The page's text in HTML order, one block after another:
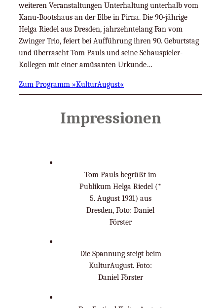
weiteren Veranstaltungen Unterhaltung unterhalb vom
Kanu-Bootshaus an der Elbe in Pirna. Die 90-jährige
Helga Riedel aus Dresden, jahrzehntelang Fan vom
Zwinger Trio, feiert bei Aufführung ihren 90. Geburtstag
und überrascht Tom Pauls und seine Schauspieler-
Kollegen mit einer amüsanten Urkunde…
Zum Programm »KulturAugust«
Impressionen
Tom Pauls begrüßt im
Publikum Helga Riedel (*
5. August 1931) aus
Dresden, Foto: Daniel
Förster
Die Spannung steigt beim
KulturAugust. Foto:
Daniel Förster